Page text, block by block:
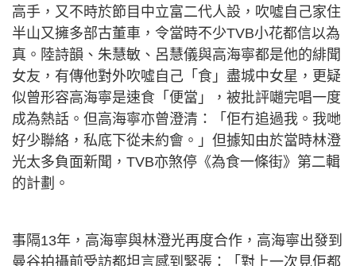
高手，又不時於節目中立富二代人設，吹噓自己家住
半山又擁多部古董車，令當時不少TVB小花都信以為
真。陸詩韻、朱慧敏、呂慧儀與高海寧都是他的緋聞
女友，有傳他對外吹噓自己「食」盡城中女星，更疑
似曾形容高海寧是速食「便當」，被批評𡁻完唱一度
成為熱話。但高海寧亦曾澄清：「佢冇追過我。我哋
好少聯絡，私底下從未約會。」但據知由於當時林澄
光太多負面新聞，TVB亦煞停《為食一條街》第二輯
的計劃。
事隔13年，高海寧與林澄光再度合作，高海寧出發到
曼谷拍攝前受訪都坦言感到緊張：「對上一次見佢都